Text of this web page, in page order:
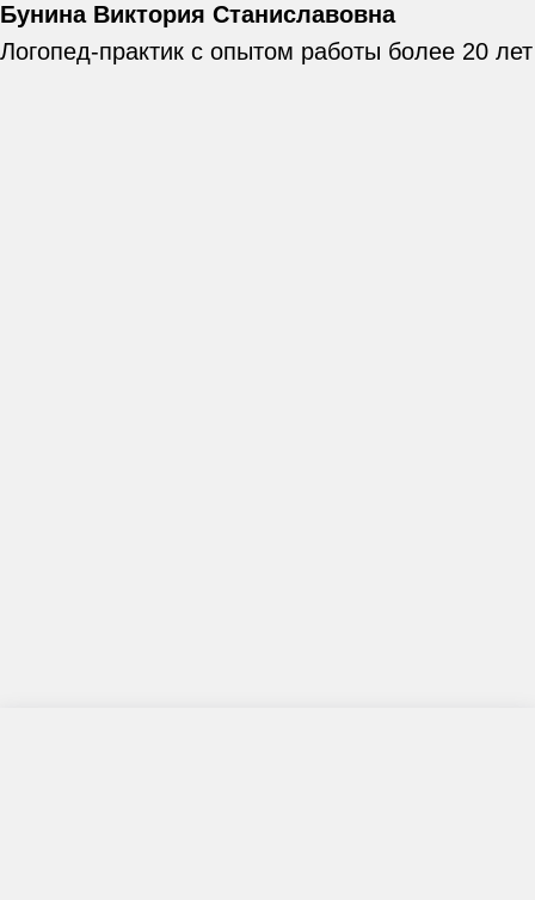
Бунина Виктория Станиславовна
Логопед-практик с опытом работы более 20 лет